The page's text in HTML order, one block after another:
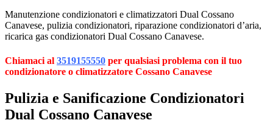
Manutenzione condizionatori e climatizzatori Dual Cossano
Canavese, pulizia condizionatori, riparazione condizionatori d’aria,
ricarica gas condizionatori Dual Cossano Canavese.
Chiamaci al 3519155550 per qualsiasi problema con il tuo
condizionatore o climatizzatore Cossano Canavese
Pulizia e Sanificazione Condizionatori
Dual Cossano Canavese